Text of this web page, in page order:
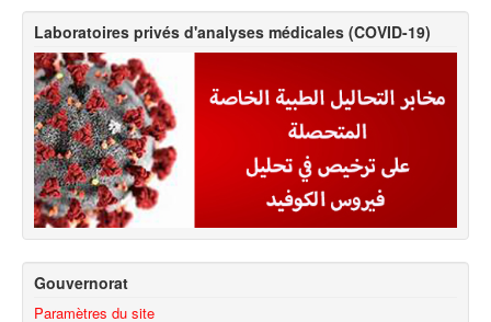
Laboratoires privés d'analyses médicales (COVID-19)
Gouvernorat
Paramètres du site